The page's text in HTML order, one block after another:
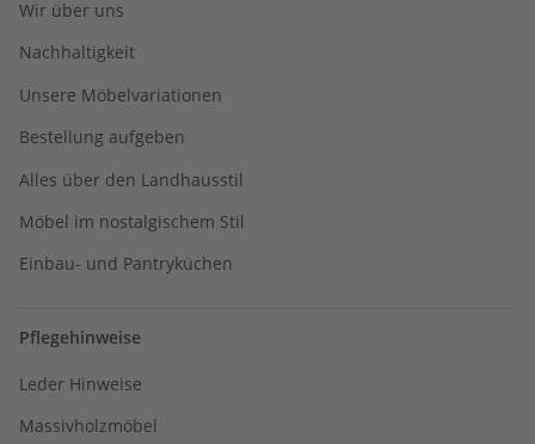
Wir über uns
Nachhaltigkeit
Unsere Möbelvariationen
Bestellung aufgeben
Alles über den Landhausstil
Möbel im nostalgischem Stil
Einbau- und Pantryküchen
Pflegehinweise
Leder Hinweise
Massivholzmöbel